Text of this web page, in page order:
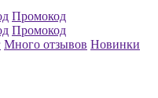
Промокод
Промокод
Много отзывов Новинки